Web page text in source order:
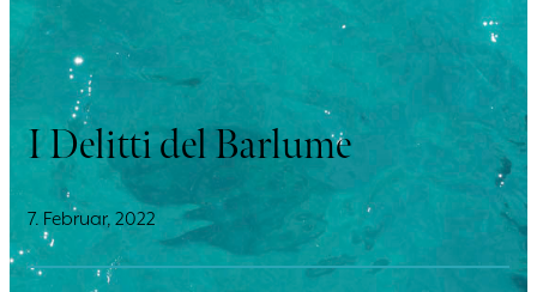
I Delitti del Barlume
7. Februar, 2022